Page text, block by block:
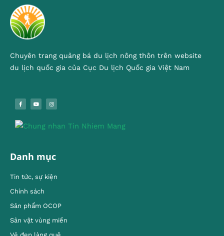
Chuyên trang quảng bá du lịch nông thôn trên website
du lịch quốc gia của Cục Du lịch Quốc gia Việt Nam
Danh mục
Tin tức, sự kiện
Chính sách
Sản phẩm OCOP
Sản vật vùng miền